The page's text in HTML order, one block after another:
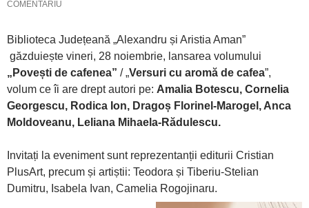
COMENTARIU
Biblioteca Județeană „Alexandru și Aristia Aman”
găzduiește vineri, 28 noiembrie, lansarea volumului
„Povești de cafenea” / „Versuri cu aromă de cafea”,
volum ce îi are drept autori pe: Amalia Botescu, Cornelia
Georgescu, Rodica Ion, Dragoș Florinel-Marogel, Anca
Moldoveanu, Leliana Mihaela-Rădulescu.
Invitați la eveniment sunt reprezentanții editurii Cristian
PlusArt, precum și artiștii: Teodora și Tiberiu-Stelian
Dumitru, Isabela Ivan, Camelia Rogojinaru.